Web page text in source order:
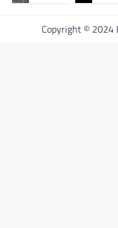
Copyright © 2024